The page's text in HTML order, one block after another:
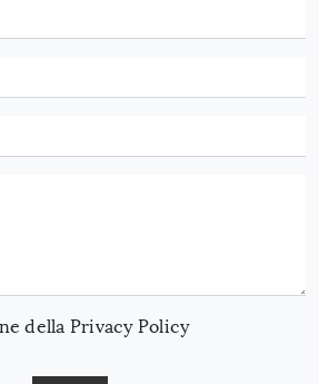
della Privacy Policy